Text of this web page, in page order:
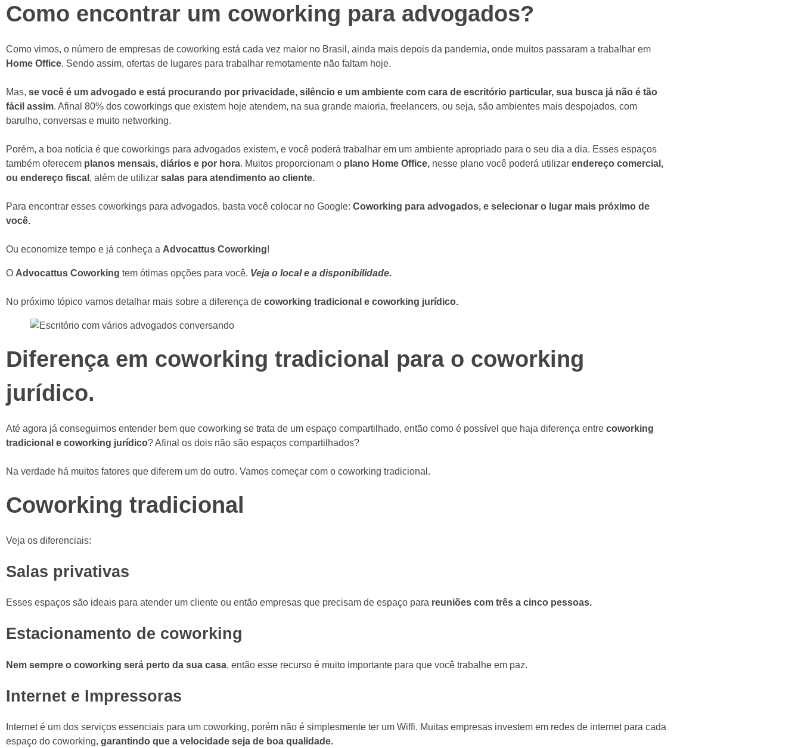
Como encontrar um coworking para advogados?
Como vimos, o número de empresas de coworking está cada vez maior no Brasil, ainda mais depois da pandemia, onde muitos passaram a trabalhar em
Home Office. Sendo assim, ofertas de lugares para trabalhar remotamente não faltam hoje.
Mas, se você é um advogado e está procurando por privacidade, silêncio e um ambiente com cara de escritório particular, sua busca já não é tão
fácil assim. Afinal 80% dos coworkings que existem hoje atendem, na sua grande maioria, freelancers, ou seja, são ambientes mais despojados, com
barulho, conversas e muito networking.
Porém, a boa notícia é que coworkings para advogados existem, e você poderá trabalhar em um ambiente apropriado para o seu dia a dia. Esses espaços
também oferecem planos mensais, diários e por hora. Muitos proporcionam o plano Home Office, nesse plano você poderá utilizar endereço comercial,
ou endereço fiscal , além de utilizar salas para atendimento ao cliente.
Para encontrar esses coworkings para advogados, basta você colocar no Google: Coworking para advogados, e selecionar o lugar mais próximo de
você.
Ou economize tempo e já conheça a Advocattus Coworking!
O Advocattus Coworking tem ótimas opções para você. Veja o local e a disponibilidade.
No próximo tópico vamos detalhar mais sobre a diferença de coworking tradicional e coworking jurídico.
Diferença em coworking tradicional para o coworking
jurídico.
Até agora já conseguimos entender bem que coworking se trata de um espaço compartilhado, então como é possível que haja diferença entre coworking
tradicional e coworking jurídico? Afinal os dois não são espaços compartilhados?
Na verdade há muitos fatores que diferem um do outro. Vamos começar com o coworking tradicional.
Coworking tradicional
Veja os diferenciais:
Salas privativas
Esses espaços são ideais para atender um cliente ou então empresas que precisam de espaço para reuniões com três a cinco pessoas.
Estacionamento de coworking
Nem sempre o coworking será perto da sua casa, então esse recurso é muito importante para que você trabalhe em paz.
Internet e Impressoras
Internet é um dos serviços essenciais para um coworking, porém não é simplesmente ter um Wiffi. Muitas empresas investem em redes de internet para cada
espaço do coworking, garantindo que a velocidade seja de boa qualidade.